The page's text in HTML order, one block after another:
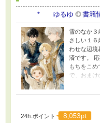
* ゆるゆ 書籍
雪のなか
さしい１６
わせな辺境
済です。
もちをこ
で、おまけ
動画をつ
飛べるので
しんでく
紙や動画に
使っており
24h.ポイント 8,053pt